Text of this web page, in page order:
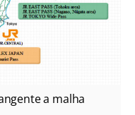
a malha